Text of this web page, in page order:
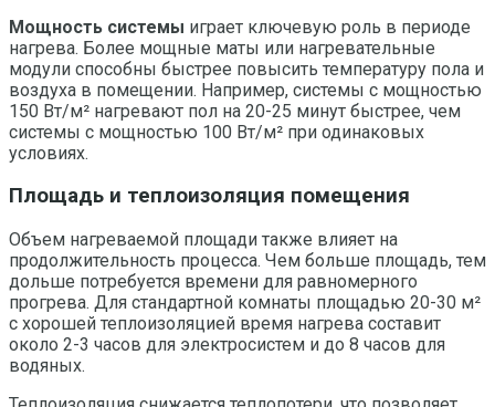
Мощность системы играет ключевую роль в периоде
нагрева. Более мощные маты или нагревательные
модули способны быстрее повысить температуру пола и
воздуха в помещении. Например, системы с мощностью
150 Вт/м² нагревают пол на 20-25 минут быстрее, чем
системы с мощностью 100 Вт/м² при одинаковых
условиях.
Площадь и теплоизоляция помещения
Объем нагреваемой площади также влияет на
продолжительность процесса. Чем больше площадь, тем
дольше потребуется времени для равномерного
прогрева. Для стандартной комнаты площадью 20-30 м²
с хорошей теплоизоляцией время нагрева составит
около 2-3 часов для электросистем и до 8 часов для
водяных.